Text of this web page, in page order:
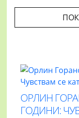
ОРЛИН
ГОДИНИ: